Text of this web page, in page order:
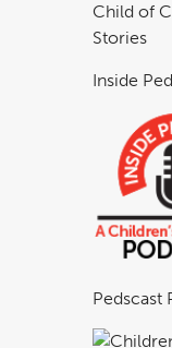
Child of
Stories
Inside
Pedscast